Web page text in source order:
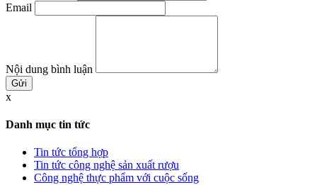
Email
Nội dung bình luận
x
Danh mục tin tức
Tin tức tổng hợp
Tin tức công nghệ sản xuất rượu
Công nghệ thực phẩm với cuộc sống